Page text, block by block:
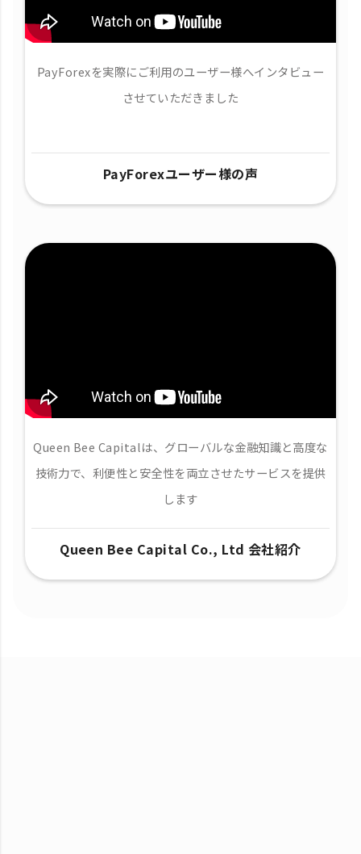
PayForexを実際にご利用のユーザー様へインタビュー
させていただきました
PayForexユーザー様の声​
Queen Bee Capitalは、グローバルな金融知識と高度な
技術力で、​利便性と安全性を両立させたサービスを提供
します
Queen Bee Capital Co., Ltd 会社紹介